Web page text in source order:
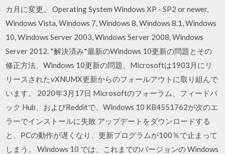
カ月に変更。 Operating System Windows XP - SP2 or newer,
Windows Vista, Windows 7, Windows 8, Windows 8.1, Windows
10, Windows Server 2003, Windows Server 2008, Windows
Server 2012. *解決済み*最新のWindows 10更新の問題とその
修正方法、Windows 10更新の問題、Microsoftは1903月にリ
リースされたvXNUMX更新からのフォールアウトに取り組んで
います。 2020年3月17日 Microsoftのフォーラム、フィードバ
ック Hub、およびRedditで、Windows 10 KB4551762が次のエ
ラーでインストールに失敗 アップデートをダウンロードする
と、PCの動作が遅くなり、更新プログラムが100％で止まって
しまう。 Windows 10 では、これまでのバージョンの Windows